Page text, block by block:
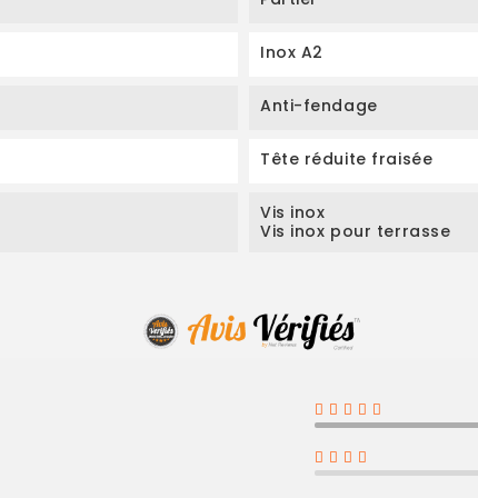
Inox A2
Anti-fendage
Tête réduite fraisée
Vis inox
Vis inox pour terrasse